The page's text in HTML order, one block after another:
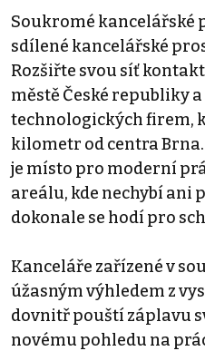
Soukromé kancelářské
sdílené kancelářské
Rozšiřte svou síť
městě České republiky
technologických firem,
kilometr od centra
je místo pro moderní
areálu, kde nechybí ani
dokonale se hodí pro
Kanceláře zařízené v
úžasným výhledem z
dovnitř pouští záplavu
novému pohledu na